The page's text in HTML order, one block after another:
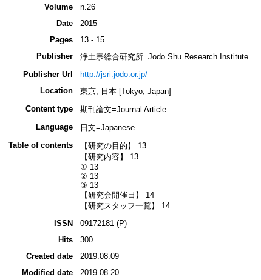
Volume
n.26
Date
2015
Pages
13 - 15
Publisher
浄土宗総合研究所=Jodo Shu Research Institute
Publisher Url
http://jsri.jodo.or.jp/
Location
東京, 日本 [Tokyo, Japan]
Content type
期刊論文=Journal Article
Language
日文=Japanese
Table of contents
【研究の目的】 13
【研究内容】 13
① 13
② 13
③ 13
【研究会開催日】 14
【研究スタッフ一覧】 14
ISSN
09172181 (P)
Hits
300
Created date
2019.08.09
Modified date
2019.08.20